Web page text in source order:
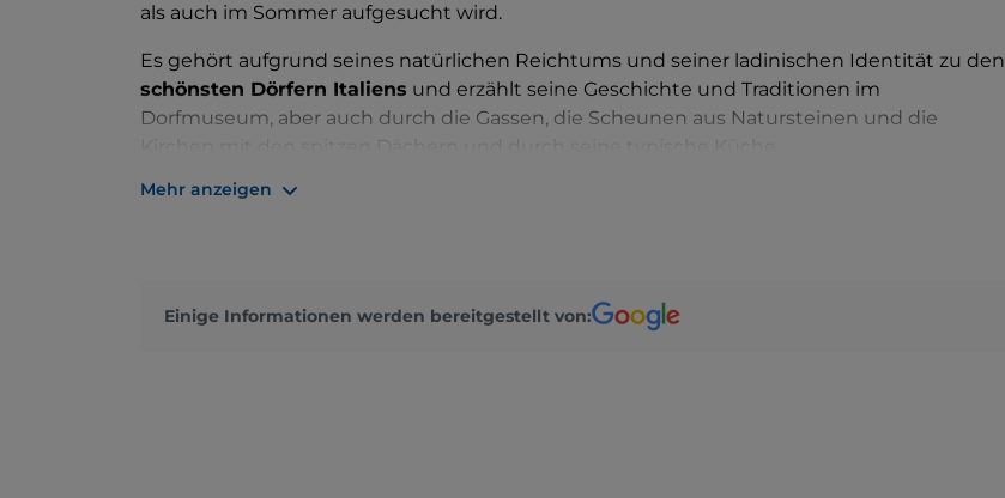
als auch im Sommer aufgesucht wird.
Es gehört aufgrund seines natürlichen Reichtums und seiner ladinischen Identität zu den
schönsten Dörfern Italiens und erzählt seine Geschichte und Traditionen im
Dorfmuseum, aber auch durch die Gassen, die Scheunen aus Natursteinen und die
DasMuseo Ladin de Fascia
Das Wahrzeichen des Dorfes ist die wunderschönePfarrkirche San Giovanni
Mehr anzeigen
Einige Informationen werden bereitgestellt von: